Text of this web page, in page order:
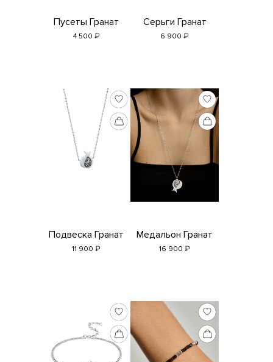
Пусеты Гранат
4 500 ₽
Серьги Гранат
6 900 ₽
Подвеска Гранат
11 900 ₽
Медальон Гранат
16 900 ₽